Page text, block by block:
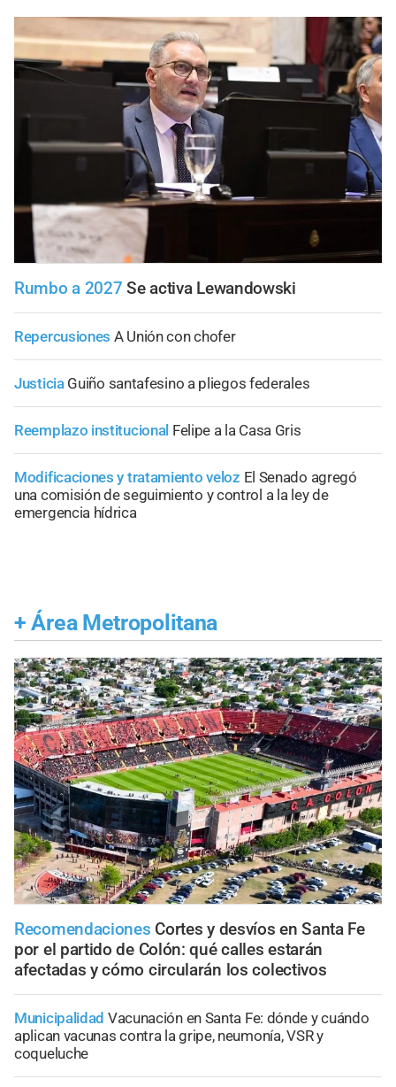
Rumbo a 2027 Se activa Lewandowski
Repercusiones A Unión con chofer
Justicia Guiño santafesino a pliegos federales
Reemplazo institucional Felipe a la Casa Gris
Modificaciones y tratamiento veloz El Senado agregó
una comisión de seguimiento y control a la ley de
emergencia hídrica
+ Área Metropolitana
Recomendaciones Cortes y desvíos en Santa Fe
por el partido de Colón: qué calles estarán
afectadas y cómo circularán los colectivos
Municipalidad Vacunación en Santa Fe: dónde y cuándo
aplican vacunas contra la gripe, neumonía, VSR y
coqueluche